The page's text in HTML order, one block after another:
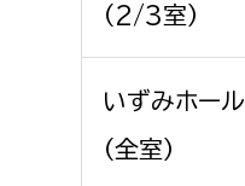
ペット
保険課
健康づくり課
建設部
（2/3室）
いずみホール
（全室）